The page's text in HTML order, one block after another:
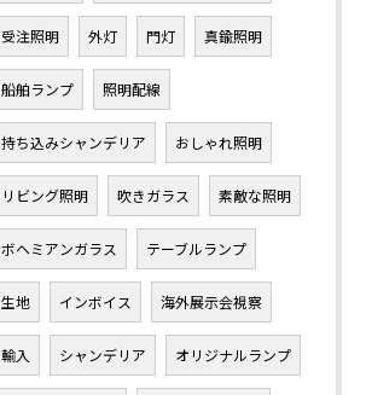
受注照明 外灯 門灯 真鍮照明
船舶ランプ 照明配線
持ち込みシャンデリア おしゃれ照明
リビング照明 吹きガラス 素敵な照明
ボヘミアンガラス テーブルランプ
生地 インボイス 海外展示会視察
輸入 シャンデリア オリジナルランプ